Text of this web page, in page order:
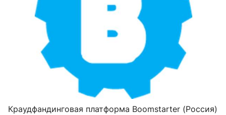
Краудфандинговая платформа Boomstarter (Россия)